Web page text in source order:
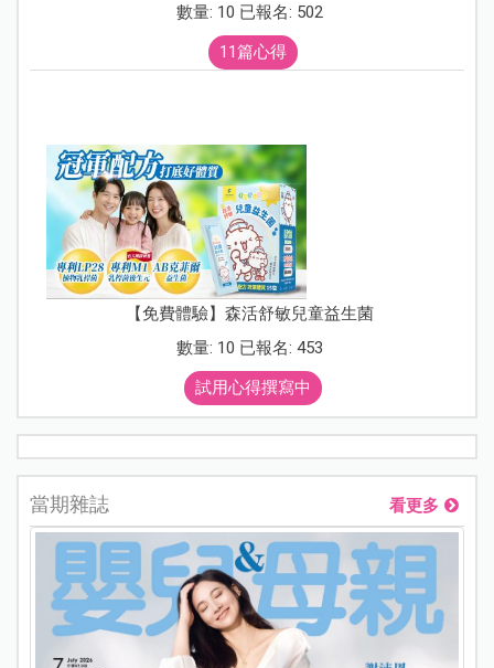
數量: 10 已報名: 502
11篇心得
【免費體驗】森活舒敏兒童益生菌
數量: 10 已報名: 453
試用心得撰寫中
當期雜誌 看更多